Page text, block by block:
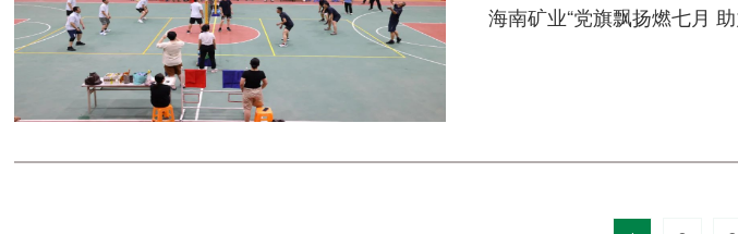
海南矿业“党旗飘扬燃七月